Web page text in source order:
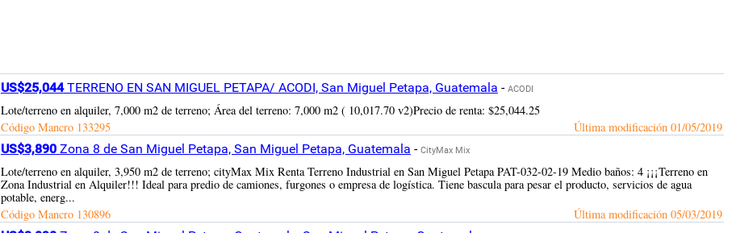
US$25,044TERRENO EN SAN MIGUEL PETAPA/ ACODI, San Miguel Petapa, Guatemala - ACODI
Lote/terreno en alquiler, 7,000 m2 de terreno; Área del terreno: 7,000 m2 ( 10,017.70 v2)Precio de renta: $25,044.25
Código Mancro 133295 Última modificación 01/05/2019
US$3,890Zona 8 de San Miguel Petapa, San Miguel Petapa, Guatemala - CityMax Mix
Lote/terreno en alquiler, 3,950 m2 de terreno; cityMax Mix Renta Terreno Industrial en San Miguel Petapa PAT-032-02-19 Medio baños: 4 ¡¡¡Terreno en
Zona Industrial en Alquiler!!! Ideal para predio de camiones, furgones o empresa de logística. Tiene bascula para pesar el producto, servicios de agua
potable, energ...
Código Mancro 130896 Última modificación 05/03/2019